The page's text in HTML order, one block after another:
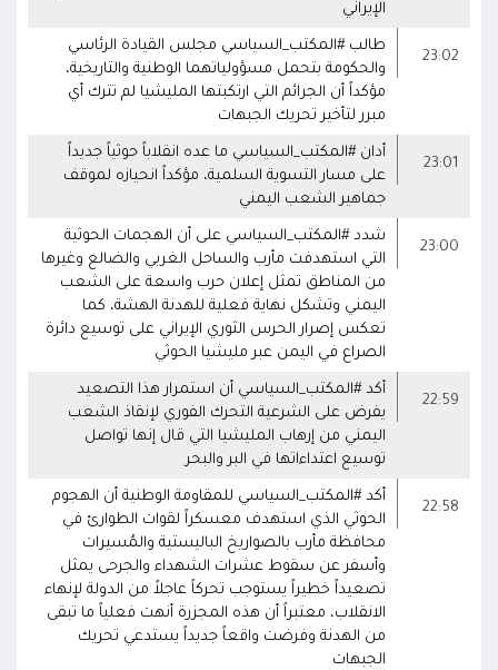
الإيراني
23:02
طالب #المكتب_السياسي مجلس القيادة الرئاسي
والحكومة بتحمل مسؤولياتهما الوطنية والتاريخية،
مؤكداً أن الجرائم التي ارتكبتها المليشيا لم تترك أي
مبرر لتأخير تحريك الجبهات
23:01
أدان #المكتب_السياسي ما عده انقلاباً حوثياً جديداً
على مسار التسوية السلمية، مؤكداً انحيازه لموقف
جماهير الشعب اليمني
23:00
شدد #المكتب_السياسي على أن الهجمات الحوثية
التي استهدفت مأرب والساحل الغربي والضالع وغيرها
من المناطق تمثل إعلان حرب واسعة على الشعب
اليمني وتشكل نهاية فعلية للهدنة الهشة، كما
تعكس إصرار الحرس الثوري الإيراني على توسيع دائرة
الصراع في اليمن عبر مليشيا الحوثي
22:59
أكد #المكتب_السياسي أن استمرار هذا التصعيد
يفرض على الشرعية التحرك الفوري لإنقاذ الشعب
اليمني من إرهاب المليشيا التي قال إنها تواصل
توسيع اعتداءاتها في البر والبحر
22:58
أكد #المكتب_السياسي للمقاومة الوطنية أن الهجوم
الحوثي الذي استهدف معسكراً لقوات الطوارئ في
محافظة مأرب بالصواريخ الباليستية والمُسيرات
وأسفر عن سقوط عشرات الشهداء والجرحى يمثل
تصعيداً خطيراً يستوجب تحركاً عاجلاً من الدولة لإنهاء
الانقلاب، معتبراً أن هذه المجزرة أنهت فعلياً ما تبقى
من الهدنة وفرضت واقعاً جديداً يستدعي تحريك
الجبهات